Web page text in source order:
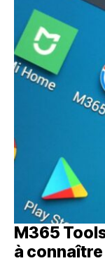
M365
à connaître